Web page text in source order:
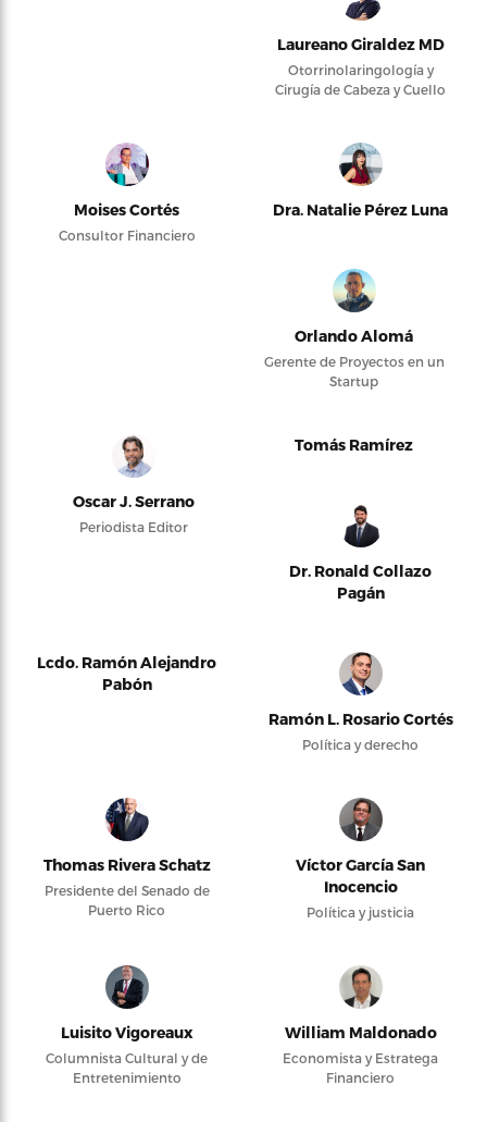
Laureano Giraldez MD
Otorrinolaringología y
Cirugía de Cabeza y Cuello
Moises Cortés
Consultor Financiero
Dra. Natalie Pérez Luna
Orlando Alomá
Gerente de Proyectos en un
Startup
Oscar J. Serrano
Periodista Editor
Tomás Ramírez
Dr. Ronald Collazo
Pagán
Lcdo. Ramón Alejandro
Pabón
Ramón L. Rosario Cortés
Política y derecho
Thomas Rivera Schatz
Presidente del Senado de
Puerto Rico
Víctor García San
Inocencio
Política y justicia
Luisito Vigoreaux
Columnista Cultural y de
Entretenimiento
William Maldonado
Economista y Estratega
Financiero